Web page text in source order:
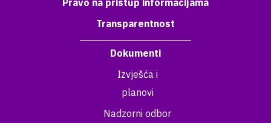
Pravo na pristup informacijama
Transparentnost
Dokumenti
Izvješća i
planovi
Nadzorni odbor